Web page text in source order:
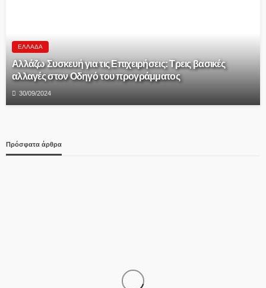
ΕΛΛΆΔΑ
Αλλάζω Συσκευή για τις Επιχειρήσεις: Τρεις βασικές
αλλαγές στον Οδηγό του προγράμματος
30/09/2024
Πρόσφατα άρθρα